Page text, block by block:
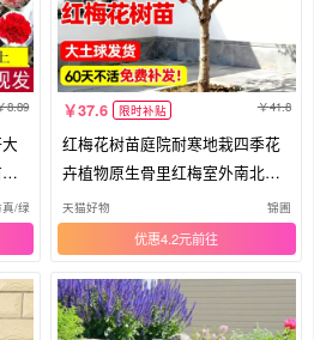
8.89
/绿植园艺
37.6 限时补贴 41.8
红梅花树苗庭院耐寒地栽四季花
卉植物原生骨里红梅室外南北方
腊梅
天猫好物 锦圃
优惠4.2元